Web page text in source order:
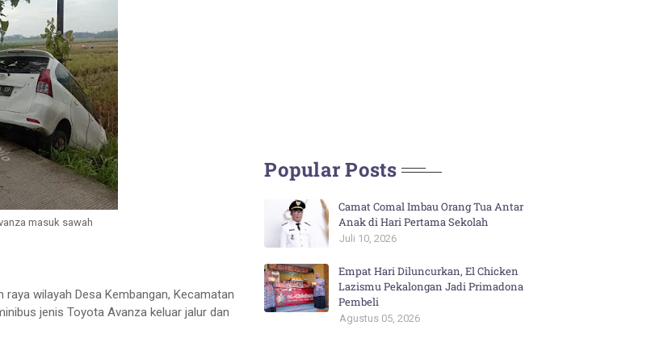
masuk sawah
wilayah Desa Kembangan, Kecamatan
jenis Toyota Avanza keluar jalur dan
Popular Posts
Camat Comal Imbau Orang Tua Antar
Anak di Hari Pertama Sekolah
Juli 10, 2026
Empat Hari Diluncurkan, El Chicken
Lazismu Pekalongan Jadi Primadona
Pembeli
Agustus 05, 2026